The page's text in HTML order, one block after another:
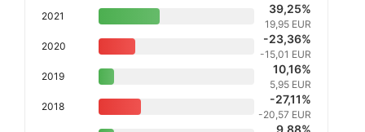
2021
39,25%
19,95 EUR
2020
-23,36%
-15,01 EUR
2019
10,16%
5,95 EUR
2018
-27,11%
-20,57 EUR
9,88%